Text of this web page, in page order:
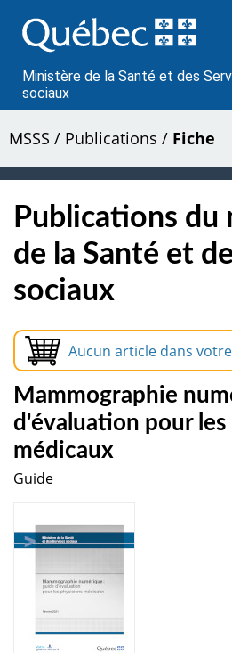
au
contenu
Ministère de la Santé et des
sociaux
MSSS / Publications / Fiche
Publications du
de la Santé et
sociaux
Aucun article dans
Mammographie
d'évaluation pour les
médicaux
Guide